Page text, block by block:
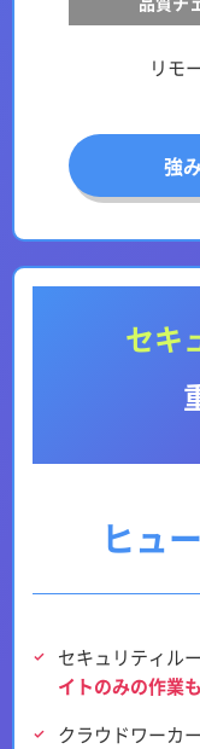
リモ
強
セキ
ヒュ
セキュリティル
イトのみの作業
クラウドワーカ